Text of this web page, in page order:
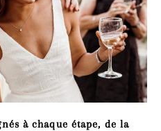
à chaque étape, de la